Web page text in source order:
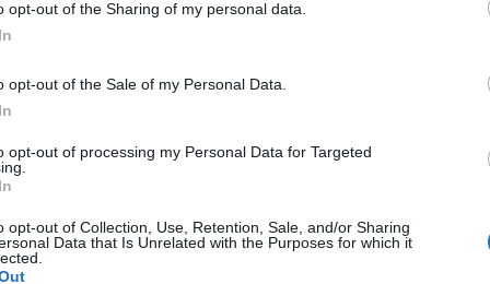
opt-out of the Sharing of my personal data.
opt-out of the Sale of my Personal Data.
opt-out of processing my Personal Data for Targeted
opt-out of Collection, Use, Retention, Sale, and/or Sharing
Data that Is Unrelated with the Purposes for which it